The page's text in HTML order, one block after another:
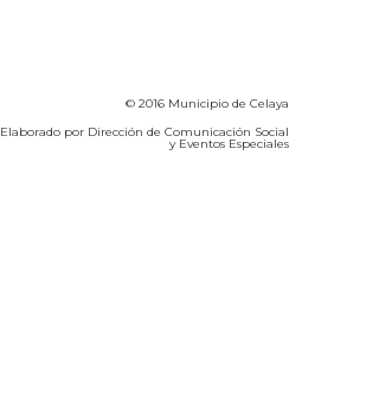
© 2016 Municipio de Celaya
Elaborado por Dirección de Comunicación Social
y Eventos Especiales